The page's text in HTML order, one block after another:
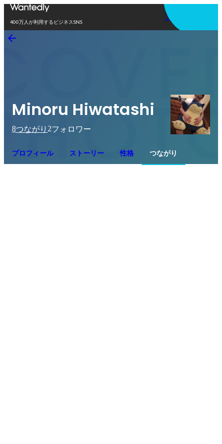
400万人が利用するビジネスSNS
アプリを使う
Minoru Hiwatashi
8つながり 2フォロワー
プロフィール ストーリー 性格 つながり